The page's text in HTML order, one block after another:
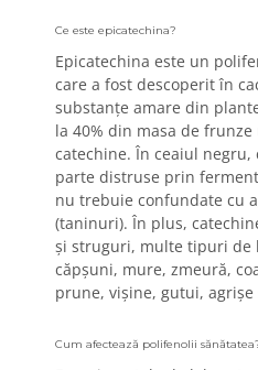
Ce este epicatechina?
Epicatechina este un
care a fost descoperit în
substanțe amare din
la 40% din masa de
catechine. În ceaiul negru,
parte distruse prin
nu trebuie confundate cu
(taninuri). În plus,
și struguri, multe tipuri de
căpșuni, mure, zmeură,
prune, vișine, gutui,
Cum afectează polifenolii